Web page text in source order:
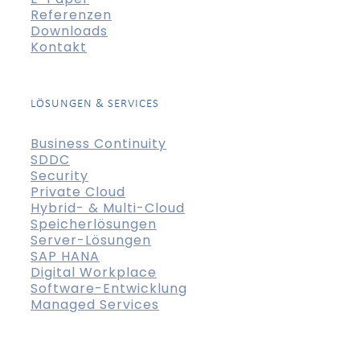
Referenzen
Downloads
Kontakt
LÖSUNGEN & SERVICES
Business Continuity
SDDC
Security
Private Cloud
Hybrid- & Multi-Cloud
Speicherlösungen
Server-Lösungen
SAP HANA
Digital Workplace
Software-Entwicklung
Managed Services